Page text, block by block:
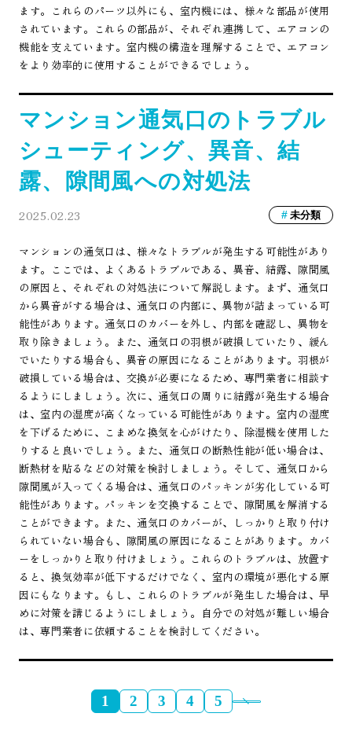
ます。これらのパーツ以外にも、室内機には、様々な部品が使用
されています。これらの部品が、それぞれ連携して、エアコンの
機能を支えています。室内機の構造を理解することで、エアコン
をより効率的に使用することができるでしょう。
マンション通気口のトラブル
シューティング、異音、結
露、隙間風への対処法
2025.02.23 未分類
マンションの通気口は、様々なトラブルが発生する可能性があり
ます。ここでは、よくあるトラブルである、異音、結露、隙間風
の原因と、それぞれの対処法について解説します。まず、通気口
から異音がする場合は、通気口の内部に、異物が詰まっている可
能性があります。通気口のカバーを外し、内部を確認し、異物を
取り除きましょう。また、通気口の羽根が破損していたり、緩ん
でいたりする場合も、異音の原因になることがあります。羽根が
破損している場合は、交換が必要になるため、専門業者に相談す
るようにしましょう。次に、通気口の周りに結露が発生する場合
は、室内の湿度が高くなっている可能性があります。室内の湿度
を下げるために、こまめな換気を心がけたり、除湿機を使用した
りすると良いでしょう。また、通気口の断熱性能が低い場合は、
断熱材を貼るなどの対策を検討しましょう。そして、通気口から
隙間風が入ってくる場合は、通気口のパッキンが劣化している可
能性があります。パッキンを交換することで、隙間風を解消する
ことができます。また、通気口のカバーが、しっかりと取り付け
られていない場合も、隙間風の原因になることがあります。カバ
ーをしっかりと取り付けましょう。これらのトラブルは、放置す
ると、換気効率が低下するだけでなく、室内の環境が悪化する原
因にもなります。もし、これらのトラブルが発生した場合は、早
めに対策を講じるようにしましょう。自分での対処が難しい場合
は、専門業者に依頼することを検討してください。
1 2 3 4 5